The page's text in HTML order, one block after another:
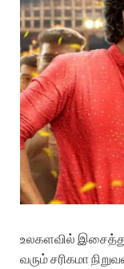
உலகளவில்
வரும்சரிகமா